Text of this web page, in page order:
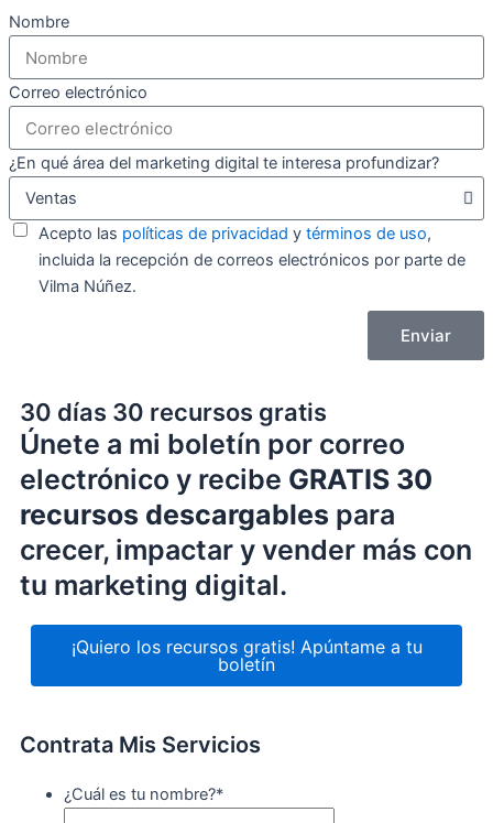
Nombre
Correo electrónico
¿En qué área del marketing digital te interesa profundizar?
Acepto las políticas de privacidad y términos de uso,
incluida la recepción de correos electrónicos por parte de
Vilma Núñez.
Enviar
30 días 30 recursos gratis
Únete a mi boletín por correo
electrónico y recibe GRATIS 30
recursos descargables para
crecer, impactar y vender más con
tu marketing digital.
¡Quiero los recursos gratis! Apúntame a tu
boletín
Contrata Mis Servicios
¿Cuál es tu nombre?*